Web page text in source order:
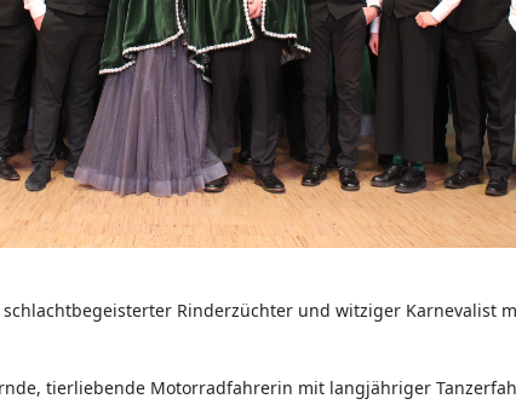
Rinderzüchter und witziger Karnevalist
tierliebende Motorradfahrerin mit langjähriger